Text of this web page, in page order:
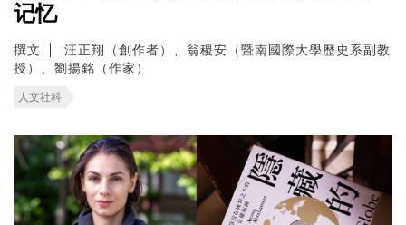
记忆
撰文
汪正翔（創作者）、翁稷安（暨南國際大學歷史系副教
授）、劉揚銘（作家）
人文社科